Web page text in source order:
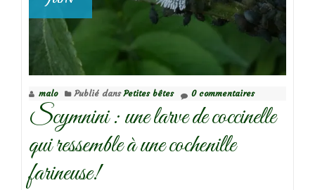
malo Publié dansPetites bêtes 0 commentaires
Scymnini : une larve de coccinelle
qui ressemble à une cochenille
farineuse!